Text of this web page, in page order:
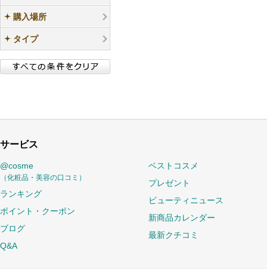
購入場所
タイプ
サービス
@cosme
（化粧品・美容の口コミ）
ランキング
ポイント・クーポン
ブログ
Q&A
ベストコスメ
プレゼント
ビューティニュース
新商品カレンダー
最新クチコミ